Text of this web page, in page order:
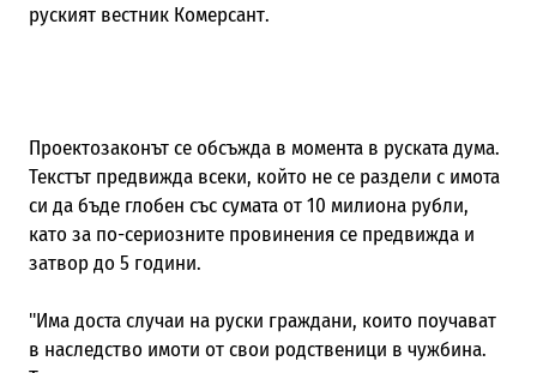
руският вестник Комерсант.
Проектозаконът се обсъжда в момента в руската дума.
Текстът предвижда всеки, който не се раздели с имота
си да бъде глобен със сумата от 10 милиона рубли,
като за по-сериозните провинения се предвижда и
затвор до 5 години.
"Има доста случаи на руски граждани, които поучават
в наследство имоти от свои родственици в чужбина.